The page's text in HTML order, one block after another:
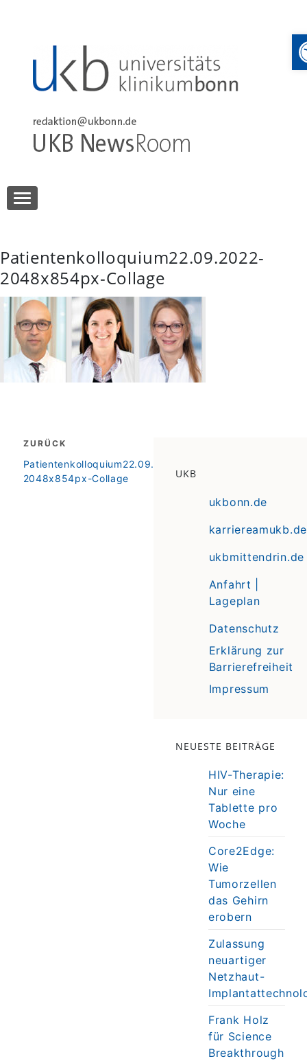
UKB NewsRoom
Patientenkolloquium22.09.2022-
2048x854px-Collage
Beitragsnavigation
ZURÜCK
zurück
Patientenkolloquium22.09.2022-
2048x854px-Collage
UKB
ukbonn.de
karriereamukb.de
ukbmittendrin.de
Anfahrt |
Lageplan
Datenschutz
Erklärung zur
Barrierefreiheit
Impressum
NEUESTE BEITRÄGE
HIV-Therapie:
Nur eine
Tablette pro
Woche
Core2Edge:
Wie
Tumorzellen
das Gehirn
erobern
Zulassung
neuartiger
Netzhaut-
Frank Holz
für Science
Breakthrough